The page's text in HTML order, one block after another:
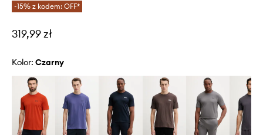
-15% z kodem: OFF*
319,99 zł
Kolor: czarny